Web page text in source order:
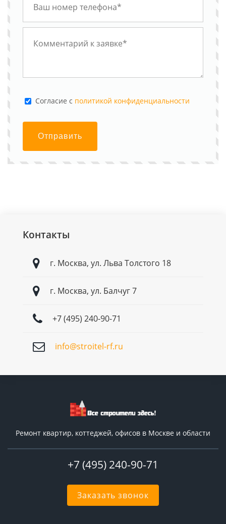
Cогласие с политикой конфиденциальности
Отправить
Контакты
г. Москва, ул. Льва Толстого 18
г. Москва, ул. Балчуг 7
+7 (495) 240-90-71
info@stroitel-rf.ru
Ремонт квартир, коттеджей, офисов в Москве и области
+7 (495) 240-90-71
Заказать звонок